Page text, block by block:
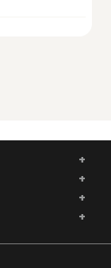
+
+
+
+